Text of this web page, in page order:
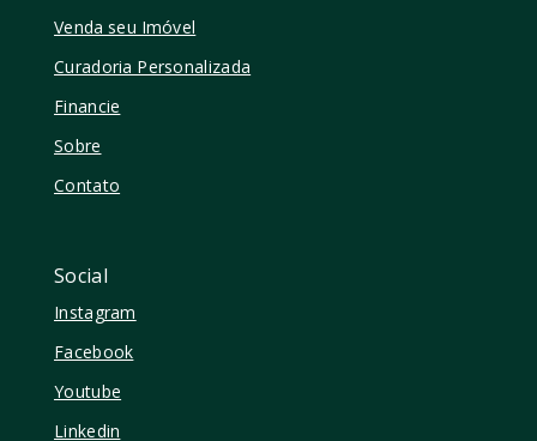
Venda seu Imóvel
Curadoria Personalizada
Financie
Sobre
Contato
Social
Instagram
Facebook
Youtube
Linkedin